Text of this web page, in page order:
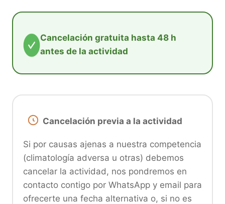
Cancelación gratuita hasta 48 h
antes de la actividad
Cancelación previa a la actividad
Si por causas ajenas a nuestra competencia
(climatología adversa u otras) debemos
cancelar la actividad, nos pondremos en
contacto contigo por WhatsApp y email para
ofrecerte una fecha alternativa o, si no es